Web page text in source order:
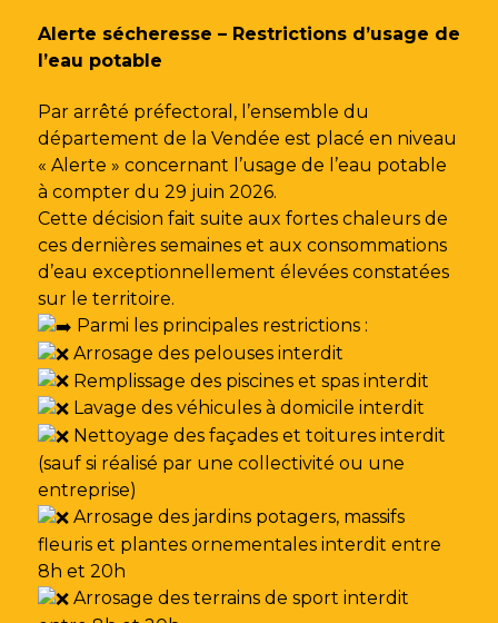
Alerte sécheresse – Restrictions d’usage de
l’eau potable
Par arrêté préfectoral, l’ensemble du
département de la Vendée est placé en niveau
« Alerte » concernant l’usage de l’eau potable
à compter du 29 juin 2026.
Cette décision fait suite aux fortes chaleurs de
ces dernières semaines et aux consommations
d’eau exceptionnellement élevées constatées
sur le territoire.
Parmi les principales restrictions :
Arrosage des pelouses interdit
Remplissage des piscines et spas interdit
Lavage des véhicules à domicile interdit
Nettoyage des façades et toitures interdit
(sauf si réalisé par une collectivité ou une
entreprise)
Arrosage des jardins potagers, massifs
fleuris et plantes ornementales interdit entre
8h et 20h
Arrosage des terrains de sport interdit